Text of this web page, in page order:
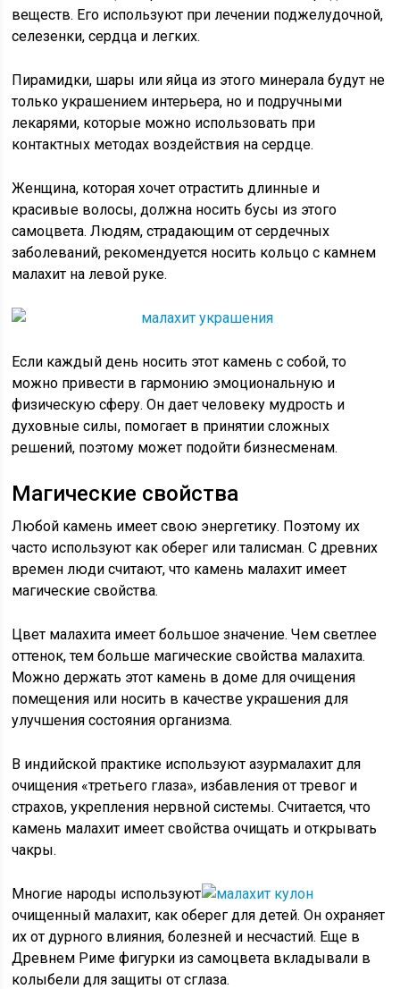
веществ. Его используют при лечении поджелудочной,
селезенки, сердца и легких.
Пирамидки, шары или яйца из этого минерала будут не
только украшением интерьера, но и подручными
лекарями, которые можно использовать при
контактных методах воздействия на сердце.
Женщина, которая хочет отрастить длинные и
красивые волосы, должна носить бусы из этого
самоцвета. Людям, страдающим от сердечных
заболеваний, рекомендуется носить кольцо с камнем
малахит на левой руке.
Если каждый день носить этот камень с собой, то
можно привести в гармонию эмоциональную и
физическую сферу. Он дает человеку мудрость и
духовные силы, помогает в принятии сложных
решений, поэтому может подойти бизнесменам.
Магические свойства
Любой камень имеет свою энергетику. Поэтому их
часто используют как оберег или талисман. С древних
времен люди считают, что камень малахит имеет
магические свойства.
Цвет малахита имеет большое значение. Чем светлее
оттенок, тем больше магические свойства малахита.
Можно держать этот камень в доме для очищения
помещения или носить в качестве украшения для
улучшения состояния организма.
В индийской практике используют азурмалахит для
очищения «третьего глаза», избавления от тревог и
страхов, укрепления нервной системы. Считается, что
камень малахит имеет свойства очищать и открывать
чакры.
Многие народы используют
очищенный малахит, как оберег для детей. Он охраняет
их от дурного влияния, болезней и несчастий. Еще в
Древнем Риме фигурки из самоцвета вкладывали в
колыбели для защиты от сглаза.